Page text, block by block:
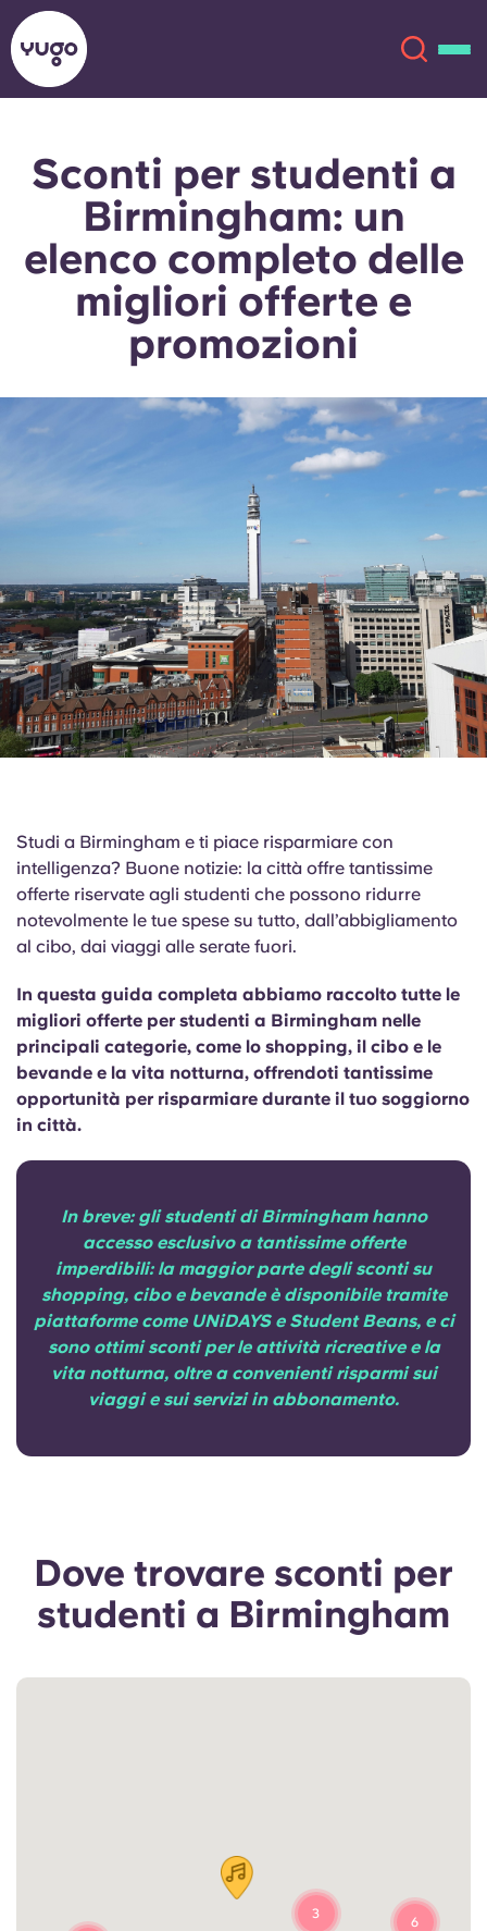
Chi siamo
Altro
Lingua
English (GB)
English (US)
Chinese
Español
Català
Italian
French
Portuguese
Seleziona una residenza
Accedi
Prenota ora
English (GB)
English (US)
Chinese Español
Català Deutsch
Italian French
Sconti per studenti a
Birmingham: un
elenco completo delle
migliori offerte e
promozioni
Studi a Birmingham e ti piace risparmiare con
intelligenza? Buone notizie: la città offre tantissime
offerte riservate agli studenti che possono ridurre
notevolmente le tue spese su tutto, dall’abbigliamento
al cibo, dai viaggi alle serate fuori.
In questa guida completa abbiamo raccolto tutte le
migliori offerte per studenti a Birmingham nelle
principali categorie, come lo shopping, il cibo e le
bevande e la vita notturna, offrendoti tantissime
opportunità per risparmiare durante il tuo soggiorno
in città.
In breve: gli studenti di Birmingham hanno
accesso esclusivo a tantissime offerte
imperdibili: la maggior parte degli sconti su
shopping, cibo e bevande è disponibile tramite
piattaforme come UNiDAYS e Student Beans, e ci
sono ottimi sconti per le attività ricreative e la
vita notturna, oltre a convenienti risparmi sui
viaggi e sui servizi in abbonamento.
Dove trovare sconti per
studenti a Birmingham
6
3